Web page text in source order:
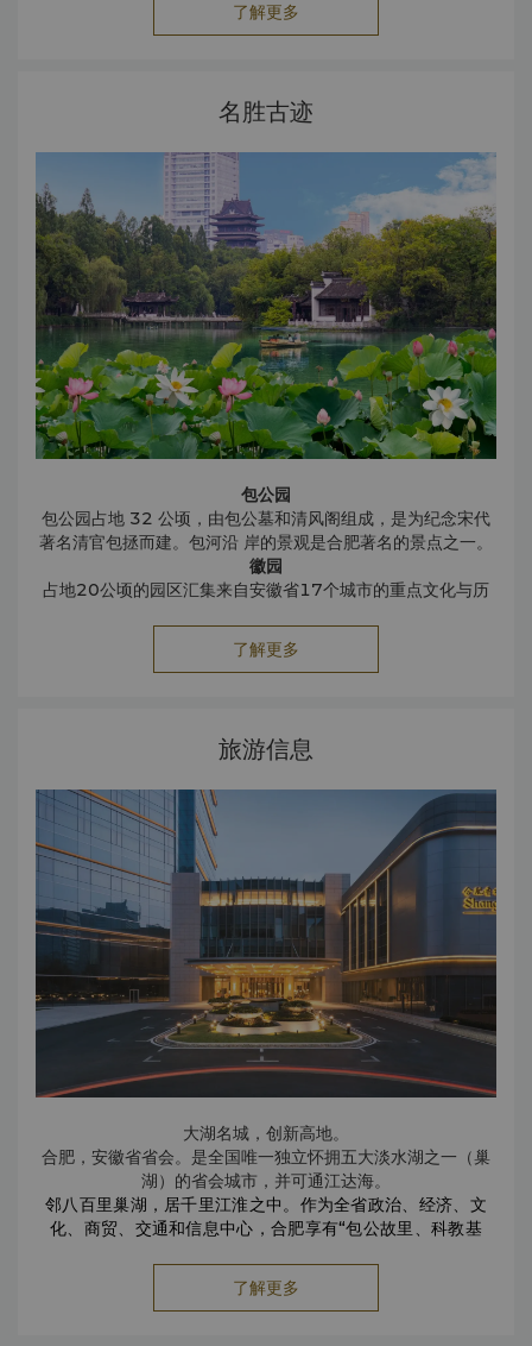
了解更多
名胜古迹
包公园
包公园占地 32 公顷，由包公墓和清风阁组成，是为纪念宋代
著名清官包拯而建。包河沿 岸的景观是合肥著名的景点之一。
徽园
占地20公顷的园区汇集来自安徽省17个城市的重点文化与历
明教寺
唐代佛教寺院拥有1500多年历史，国家保护寺庙内有30多尊
李鸿章，1823 年出生于合肥，中国首位倡导开放政策的权
贵，是清代负责国内及外交事务的官员。李鸿昌故居位于淮河
了解更多
旅游信息
大湖名城，创新高地。
合肥，安徽省省会。是全国唯一独立怀拥五大淡水湖之一（巢
湖）的省会城市，并可通江达海。
邻八百里巢湖，居千里江淮之中。作为全省政治、经济、文
化、商贸、交通和信息中心，合肥享有“包公故里、科教基
曰“合肥”；因明清时为庐州府治所在，故别称“庐州”。
了解更多